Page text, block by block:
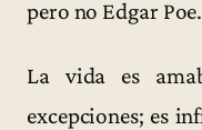
pero no Edgar Poe.
La vida es
excepciones; es